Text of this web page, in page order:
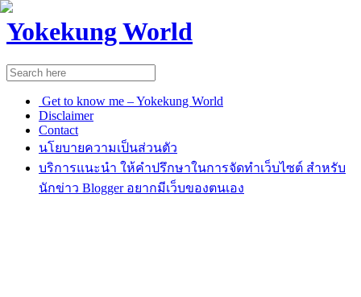
Yokekung World
Get to know me – Yokekung World
Disclaimer
Contact
นโยบายความเป็นส่วนตัว
บริการแนะนำ ให้คำปรึกษาในการจัดทำเว็บไซต์ สำหรับ
นักข่าว Blogger อยากมีเว็บของตนเอง